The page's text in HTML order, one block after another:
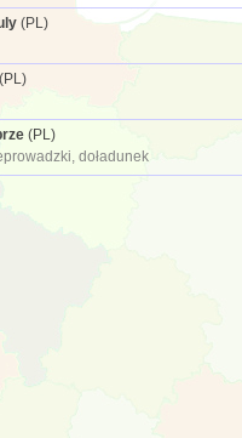
(PL)
(PL)
(PL)
doładunek